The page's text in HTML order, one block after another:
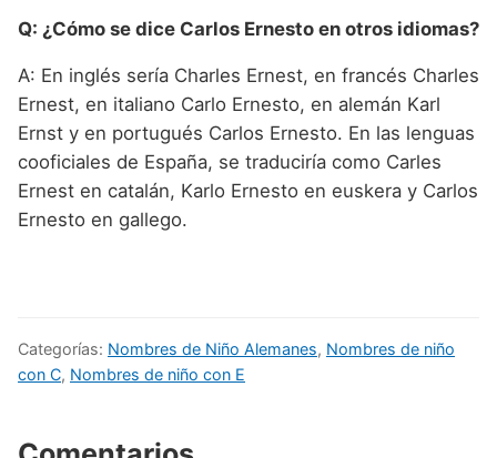
Q: ¿Cómo se dice Carlos Ernesto en otros idiomas?
A: En inglés sería Charles Ernest, en francés Charles
Ernest, en italiano Carlo Ernesto, en alemán Karl
Ernst y en portugués Carlos Ernesto. En las lenguas
cooficiales de España, se traduciría como Carles
Ernest en catalán, Karlo Ernesto en euskera y Carlos
Ernesto en gallego.
Categorías: Nombres de Niño Alemanes, Nombres de niño
con C, Nombres de niño con E